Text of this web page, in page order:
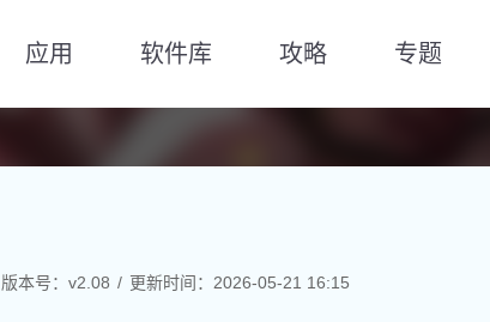
应用 软件库 攻略 专题
版本号：v2.08 更新时间：2026-05-21 16:15